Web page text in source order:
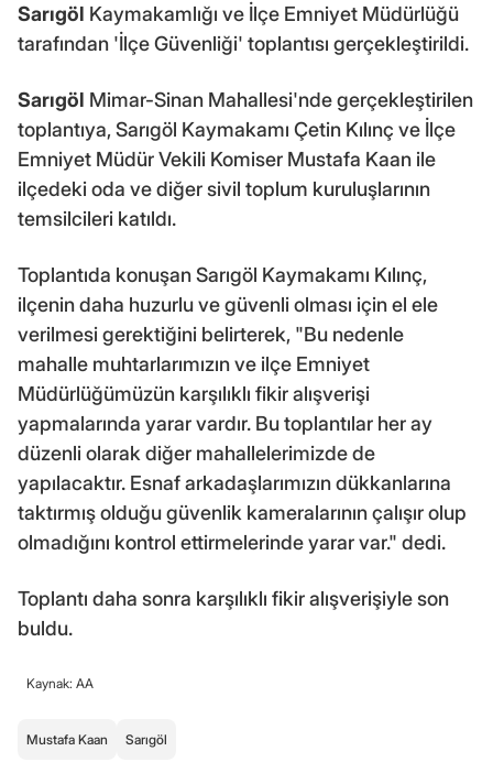
Sarıgöl Kaymakamlığı ve İlçe Emniyet Müdürlüğü
tarafından 'İlçe Güvenliği' toplantısı gerçekleştirildi.
Sarıgöl Mimar-Sinan Mahallesi'nde gerçekleştirilen
toplantıya, Sarıgöl Kaymakamı Çetin Kılınç ve İlçe
Emniyet Müdür Vekili Komiser Mustafa Kaan ile
ilçedeki oda ve diğer sivil toplum kuruluşlarının
temsilcileri katıldı.
Toplantıda konuşan Sarıgöl Kaymakamı Kılınç,
ilçenin daha huzurlu ve güvenli olması için el ele
verilmesi gerektiğini belirterek, "Bu nedenle
mahalle muhtarlarımızın ve ilçe Emniyet
Müdürlüğümüzün karşılıklı fikir alışverişi
yapmalarında yarar vardır. Bu toplantılar her ay
düzenli olarak diğer mahallelerimizde de
yapılacaktır. Esnaf arkadaşlarımızın dükkanlarına
taktırmış olduğu güvenlik kameralarının çalışır olup
olmadığını kontrol ettirmelerinde yarar var." dedi.
Toplantı daha sonra karşılıklı fikir alışverişiyle son
buldu.
Kaynak: AA
Mustafa Kaan Sarıgöl